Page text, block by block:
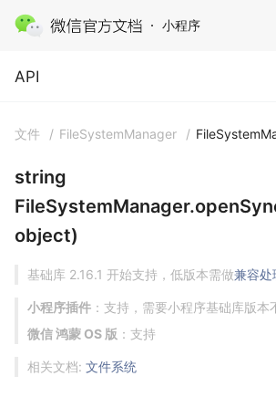
小程序
API
API
文件 / FileSystemManager /
string
object)
基础库 2.16.1 开始支持，低版本需做兼容处
小程序插件 ：支持，需要小程序基础库版本
微信 鸿蒙 OS 版 ：支持
相关文档: 文件系统